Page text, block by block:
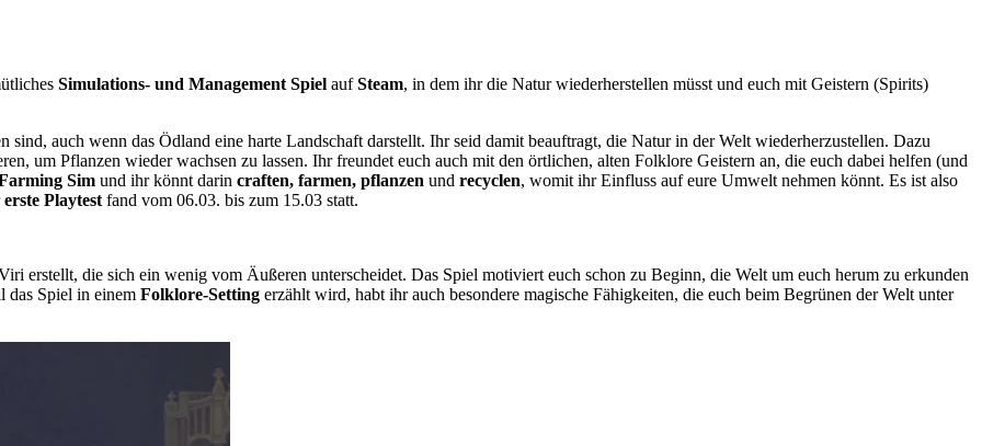
Simulations- und Management Spiel aufSteam, in dem ihr die Natur wiederherstellen müsst und euch mit Geistern (Spirits)
auch wenn das Ödland eine harte Landschaft darstellt. Ihr seid damit beauftragt, die Natur in der Welt wiederherzustellen. Dazu
um Pflanzen wieder wachsen zu lassen. Ihr freundet euch auch mit den örtlichen, alten Folklore Geistern an, die euch dabei helfen (und
Sim und ihr könnt darin craften, farmen, pflanzen und recyclen, womit ihr Einfluss auf eure Umwelt nehmen könnt. Es ist also
erste Playtest fand vom 06.03. bis zum 15.03 statt.
erstellt, die sich ein wenig vom Äußeren unterscheidet. Das Spiel motiviert euch schon zu Beginn, die Welt um euch herum zu erkunden
das Spiel in einem Folklore-Setting erzählt wird, habt ihr auch besondere magische Fähigkeiten, die euch beim Begrünen der Welt unter